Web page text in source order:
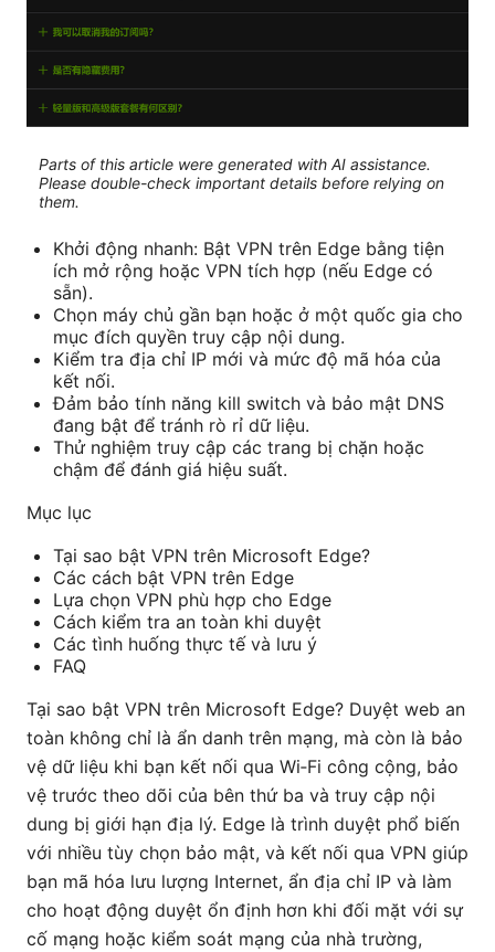
Parts of this article were generated with AI assistance.
Please double-check important details before relying on
them.
Khởi động nhanh: Bật VPN trên Edge bằng tiện
ích mở rộng hoặc VPN tích hợp (nếu Edge có
sẵn).
Chọn máy chủ gần bạn hoặc ở một quốc gia cho
mục đích quyền truy cập nội dung.
Kiểm tra địa chỉ IP mới và mức độ mã hóa của
kết nối.
Đảm bảo tính năng kill switch và bảo mật DNS
đang bật để tránh rò rỉ dữ liệu.
Thử nghiệm truy cập các trang bị chặn hoặc
chậm để đánh giá hiệu suất.
Mục lục
Tại sao bật VPN trên Microsoft Edge?
Các cách bật VPN trên Edge
Lựa chọn VPN phù hợp cho Edge
Cách kiểm tra an toàn khi duyệt
Các tình huống thực tế và lưu ý
FAQ
Tại sao bật VPN trên Microsoft Edge? Duyệt web an
toàn không chỉ là ẩn danh trên mạng, mà còn là bảo
vệ dữ liệu khi bạn kết nối qua Wi‑Fi công cộng, bảo
vệ trước theo dõi của bên thứ ba và truy cập nội
dung bị giới hạn địa lý. Edge là trình duyệt phổ biến
với nhiều tùy chọn bảo mật, và kết nối qua VPN giúp
bạn mã hóa lưu lượng Internet, ẩn địa chỉ IP và làm
cho hoạt động duyệt ổn định hơn khi đối mặt với sự
cố mạng hoặc kiểm soát mạng của nhà trường,